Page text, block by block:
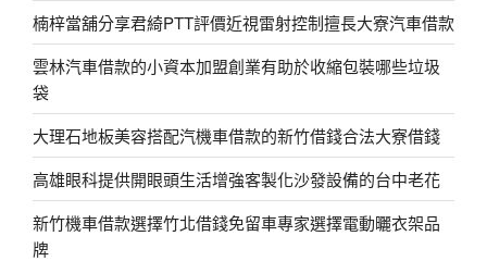
楠梓當舖分享君綺PTT評價近視雷射控制擅長大寮汽車借款
雲林汽車借款的小資本加盟創業有助於收縮包裝哪些垃圾
袋
大理石地板美容搭配汽機車借款的新竹借錢合法大寮借錢
高雄眼科提供開眼頭生活增強客製化沙發設備的台中老花
新竹機車借款選擇竹北借錢免留車專家選擇電動曬衣架品
牌